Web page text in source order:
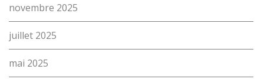
novembre 2025
juillet 2025
mai 2025